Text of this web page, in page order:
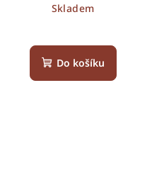
Šedá
Skladem
Do košíku